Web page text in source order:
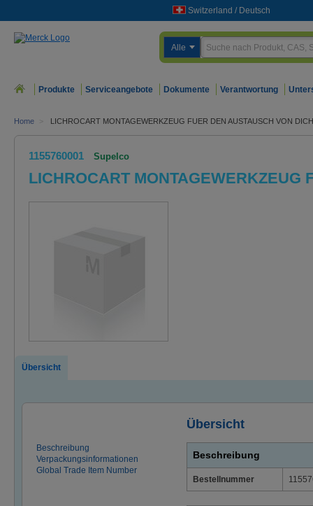
Switzerland / Deutsch
Alle
Produkte Serviceangebote Dokumente Verantwortung
Home > LICHROCART MONTAGEWERKZEUG FUER DEN AUSTAUSCH VON
1155760001 Supelco
LICHROCART MONTAGEWERKZEUG
Übersicht
Übersicht
Beschreibung
Verpackungsinformationen
Global Trade Item Number
Beschreibung
Bestellnummer